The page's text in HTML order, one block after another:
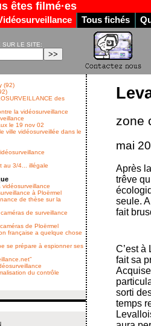
êtes filmé·es
Tous fichés
SUR LE SITE:
zone
mai
Après
trêve
seule.
fait
C’est à
fait sa
sorti
temps
(92)
des
la vidéosurveillance
le 19 nov 02
ville vidéosurveillée dans le
au 3/4... illégale
à Ploërmel
de thèse sur la
de surveillance
de Ploërmel
française a quelque chose
se prépare à espionner ses
du contrôle